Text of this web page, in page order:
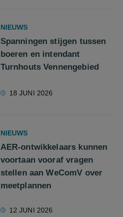
NIEUWS
Spanningen stijgen tussen
boeren en intendant
Turnhouts Vennengebied
18 JUNI 2026
NIEUWS
AER-ontwikkelaars kunnen
voortaan vooraf vragen
stellen aan WeComV over
meetplannen
12 JUNI 2026